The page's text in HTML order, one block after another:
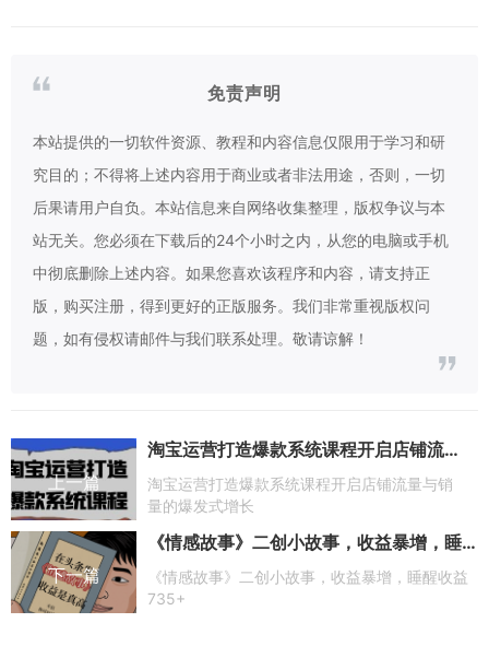
免责声明
本站提供的一切软件资源、教程和内容信息仅限用于学习和研
究目的；不得将上述内容用于商业或者非法用途，否则，一切
后果请用户自负。本站信息来自网络收集整理，版权争议与本
站无关。您必须在下载后的24个小时之内，从您的电脑或手机
中彻底删除上述内容。如果您喜欢该程序和内容，请支持正
版，购买注册，得到更好的正版服务。我们非常重视版权问
题，如有侵权请邮件与我们联系处理。敬请谅解！
上一篇
淘宝运营打造爆款系统课程开启店铺流量与销量的爆发式增长
淘宝运营打造爆款系统课程开启店铺流量与销
量的爆发式增长
下一篇
《情感故事》二创小故事，收益暴增，睡醒收益735+
《情感故事》二创小故事，收益暴增，睡醒收益
735+